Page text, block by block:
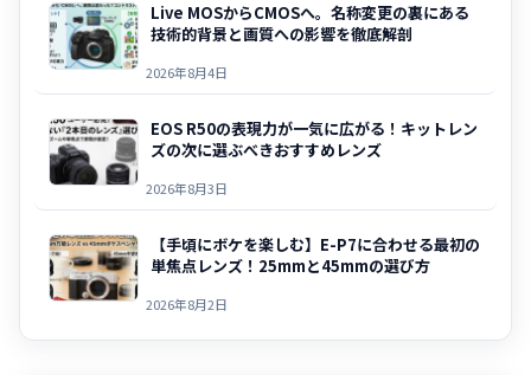
Live MOSからCMOSへ。名称変更の裏にある
技術的背景と画質への影響を徹底解剖
2026年8月4日
EOS R50の表現力が一気に広がる！キットレン
ズの次に選ぶべきおすすめレンズ
2026年8月3日
【手頃にボケを楽しむ】E-P7に合わせる最初の
単焦点レンズ！25mmと45mmの選び方
2026年8月2日